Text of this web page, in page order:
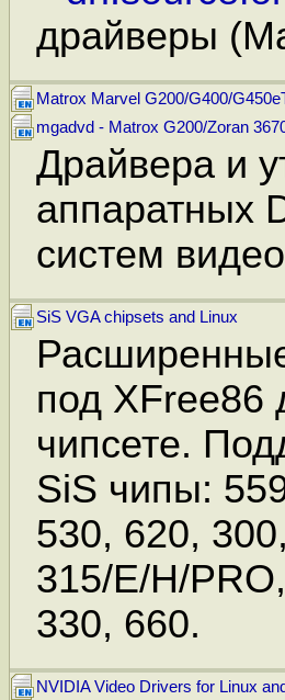
драйверы
Matrox Marvel G200/G400/
mgadvd - Matrox G200/Zoran
Драйвера и
аппаратных
систем
SiS VGA chipsets and Linux
под XFree86
чипсете.
SiS чипы:
530, 620,
315/E/H/
330, 660.
NVIDIA Video Drivers for Linux